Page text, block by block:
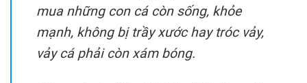
mua những con cá còn sống, khỏe
mạnh, không bị trầy xước hay tróc vảy,
vảy cá phải còn xám bóng.